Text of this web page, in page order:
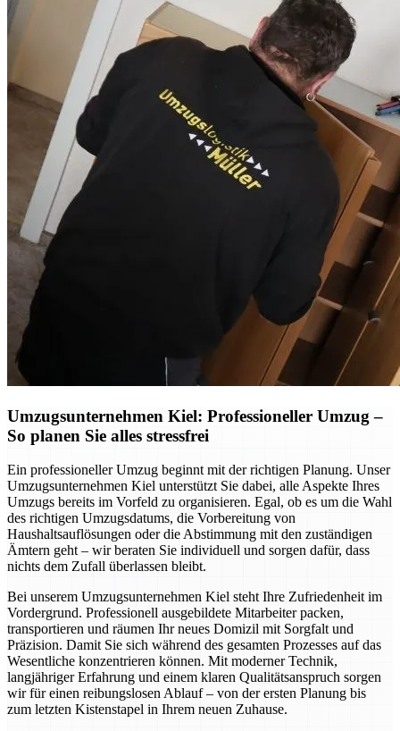
Umzugsunternehmen Kiel: Professioneller Umzug –
So planen Sie alles stressfrei
Ein professioneller Umzug beginnt mit der richtigen Planung. Unser
Umzugsunternehmen Kiel unterstützt Sie dabei, alle Aspekte Ihres
Umzugs bereits im Vorfeld zu organisieren. Egal, ob es um die Wahl
des richtigen Umzugsdatums, die Vorbereitung von
Haushaltsauflösungen oder die Abstimmung mit den zuständigen
Ämtern geht – wir beraten Sie individuell und sorgen dafür, dass
nichts dem Zufall überlassen bleibt.
Bei unserem Umzugsunternehmen Kiel steht Ihre Zufriedenheit im
Vordergrund. Professionell ausgebildete Mitarbeiter packen,
transportieren und räumen Ihr neues Domizil mit Sorgfalt und
Präzision. Damit Sie sich während des gesamten Prozesses auf das
Wesentliche konzentrieren können. Mit moderner Technik,
langjähriger Erfahrung und einem klaren Qualitätsanspruch sorgen
wir für einen reibungslosen Ablauf – von der ersten Planung bis
zum letzten Kistenstapel in Ihrem neuen Zuhause.